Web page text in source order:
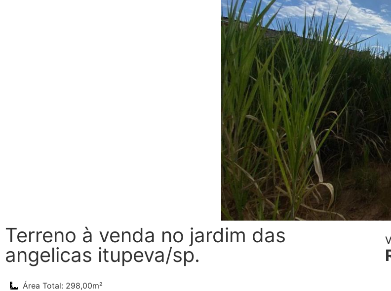
Terreno à venda no jardim das
angelicas itupeva/sp.
Área Total: 298,00m²